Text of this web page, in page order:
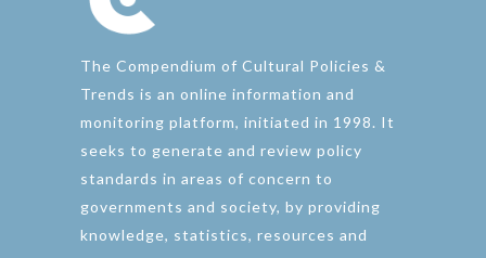
The Compendium of Cultural Policies &
Trends is an online information and
monitoring platform, initiated in 1998. It
seeks to generate and review policy
standards in areas of concern to
governments and society, by providing
knowledge, statistics, resources and